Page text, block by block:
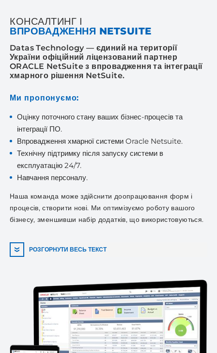
КОНСАЛТИНГ І
ВПРОВАДЖЕННЯ NETSUITE
Datas Technology — єдиний на території
України офіційний ліцензований партнер
ORACLE NetSuite з впровадження та інтеграції
хмарного рішення NetSuite.
Ми пропонуємо:
Оцінку поточного стану ваших бізнес-процесів та
інтеграції ПО.
Впровадження хмарної системи Oracle Netsuite.
Технічну підтримку після запуску системи в
експлуатацію 24/7.
Навчання персоналу.
Наша команда може здійснити доопрацювання форм і
процесів, створити нові. Ми оптимізуємо роботу вашого
бізнесу, зменшивши набір додатків, що використовуються.
РОЗГОРНУТИ ВЕСЬ ТЕКСТ